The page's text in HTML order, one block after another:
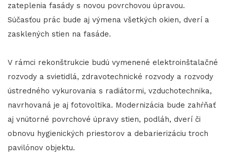
zateplenia fasády s novou povrchovou úpravou.
Súčasťou prác bude aj výmena všetkých okien, dverí a
zasklených stien na fasáde.
​​​​​​​V rámci rekonštrukcie budú vymenené elektroinštalačné
rozvody a svietidlá, zdravotechnické rozvody a rozvody
ústredného vykurovania s radiátormi, vzduchotechnika,
navrhovaná je aj fotovoltika. Modernizácia bude zahŕňať
aj vnútorné povrchové úpravy stien, podláh, dverí či
obnovu hygienických priestorov a debarierizáciu troch
pavilónov objektu.